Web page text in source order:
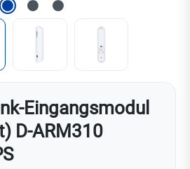
Eingangsmodul
D-ARM310